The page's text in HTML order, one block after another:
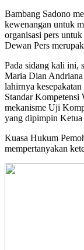
Bambang Sadono
kewenangan untuk
organisasi pers
Dewan Pers
Pada sidang kali ini,
Maria Dian Andriana
lahirnya
Standar Kompetensi
mekanisme Uji
yang dipimpin
Kuasa Hukum
mempertanyakan